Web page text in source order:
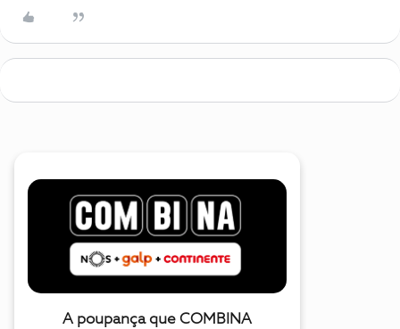
A poupança que COMBINA